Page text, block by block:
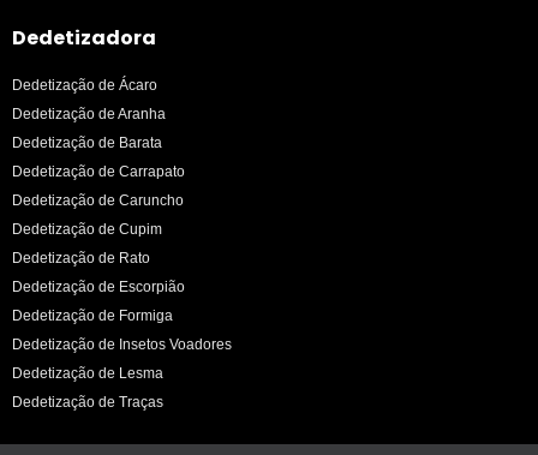
Dedetizadora
Dedetização de Ácaro
Dedetização de Aranha
Dedetização de Barata
Dedetização de Carrapato
Dedetização de Caruncho
Dedetização de Cupim
Dedetização de Rato
Dedetização de Escorpião
Dedetização de Formiga
Dedetização de Insetos Voadores
Dedetização de Lesma
Dedetização de Traças